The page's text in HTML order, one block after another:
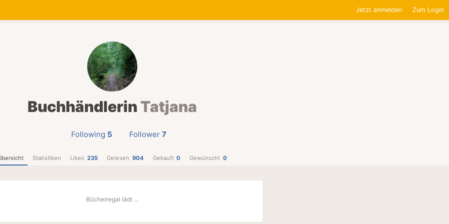
Jetzt anmelden Zum Login
Buchhändlerin Tatjana
Following 5 Follower 7
Statistiken Likes 235 Gelesen 904 Gekauft 0 Gewünscht 0
Bücherregal lädt …